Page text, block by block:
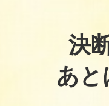
決
あと